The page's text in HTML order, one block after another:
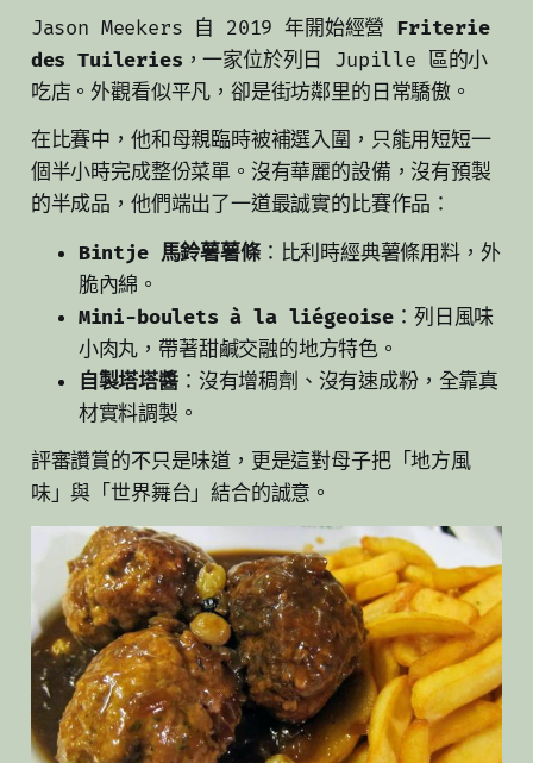
Jason Meekers 自 2019 年開始經營 Friterie
des Tuileries ，一家位於列日 Jupille 區的小
吃店。外觀看似平凡，卻是街坊鄰里的日常驕傲。
在比賽中，他和母親臨時被補選入圍，只能用短短一
個半小時完成整份菜單。沒有華麗的設備，沒有預製
的半成品，他們端出了一道最誠實的比賽作品：
Bintje 馬鈴薯薯條：比利時經典薯條用料，外
脆內綿。
Mini-boulets à la liégeoise ：列日風味
小肉丸，帶著甜鹹交融的地方特色。
自製塔塔醬：沒有增稠劑、沒有速成粉，全靠真
材實料調製。
評審讚賞的不只是味道，更是這對母子把「地方風
味」與「世界舞台」結合的誠意。